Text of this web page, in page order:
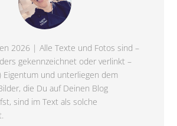
2026 | Alle Texte und Fotos sind –
gekennzeichnet oder verlinkt –
Eigentum und unterliegen dem
die Du auf Deinen Blog
sind im Text als solche